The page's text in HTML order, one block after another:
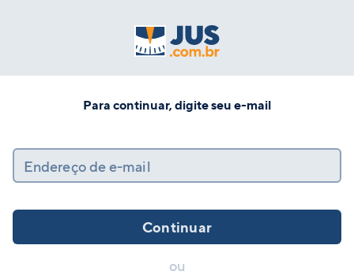
Para continuar, digite seu e-mail
Endereço de e-mail
Continuar
ou